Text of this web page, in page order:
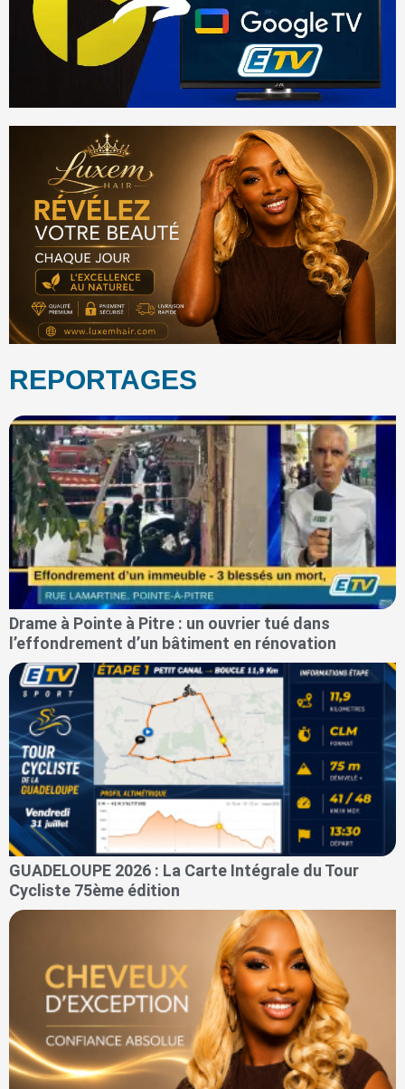
REPORTAGES
Drame à Pointe à Pitre : un ouvrier tué dans
l’effondrement d’un bâtiment en rénovation
GUADELOUPE 2026 : La Carte Intégrale du Tour
Cycliste 75ème édition